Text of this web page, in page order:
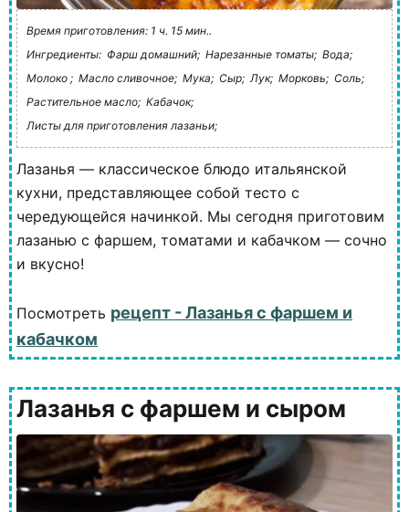
Время приготовления: 1 ч. 15 мин..
Ингредиенты: Фарш домашний; Нарезанные томаты; Вода;
Молоко ; Масло сливочное; Мука; Сыр; Лук; Морковь; Соль;
Растительное масло; Кабачок;
Листы для приготовления лазаньи;
Лазанья — классическое блюдо итальянской
кухни, представляющее собой тесто с
чередующейся начинкой. Мы сегодня приготовим
лазанью с фаршем, томатами и кабачком — сочно
и вкусно!
Посмотреть рецепт - Лазанья с фаршем и
кабачком
Лазанья с фаршем и сыром